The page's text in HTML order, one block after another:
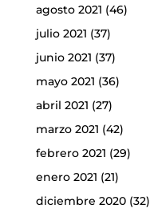
agosto 2021 (46)
julio 2021 (37)
junio 2021 (37)
mayo 2021 (36)
abril 2021 (27)
marzo 2021 (42)
febrero 2021 (29)
enero 2021 (21)
diciembre 2020(32)